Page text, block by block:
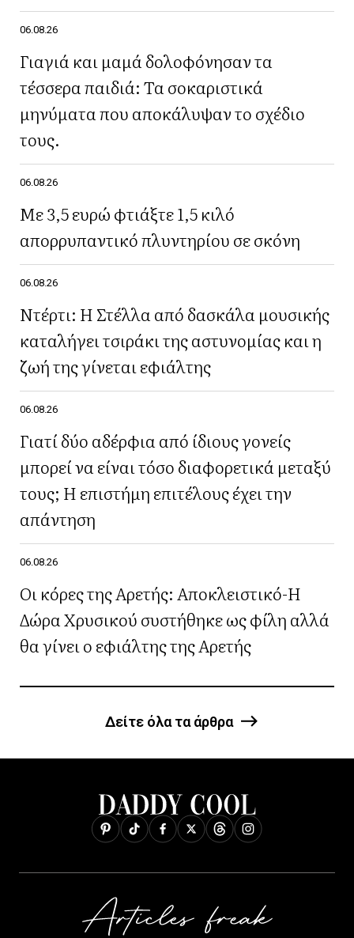
06.08.26
Γιαγιά και μαμά δολοφόνησαν τα
τέσσερα παιδιά: Τα σοκαριστικά
μηνύματα που αποκάλυψαν το σχέδιο
τους.
06.08.26
Με 3,5 ευρώ φτιάξτε 1,5 κιλό
απορρυπαντικό πλυντηρίου σε σκόνη
06.08.26
Ντέρτι: Η Στέλλα από δασκάλα μουσικής
καταλήγει τσιράκι της αστυνομίας και η
ζωή της γίνεται εφιάλτης
06.08.26
Γιατί δύο αδέρφια από ίδιους γονείς
μπορεί να είναι τόσο διαφορετικά μεταξύ
τους; Η επιστήμη επιτέλους έχει την
απάντηση
06.08.26
Οι κόρες της Αρετής: Αποκλειστικό-Η
Δώρα Χρυσικού συστήθηκε ως φίλη αλλά
θα γίνει ο εφιάλτης της Αρετής
Δείτε όλα τα άρθρα